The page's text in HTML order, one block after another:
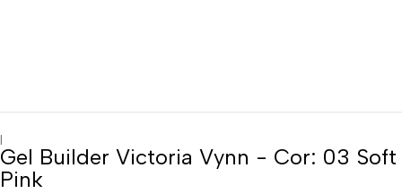
|
Gel Builder Victoria Vynn - Cor: 03 Soft
Pink